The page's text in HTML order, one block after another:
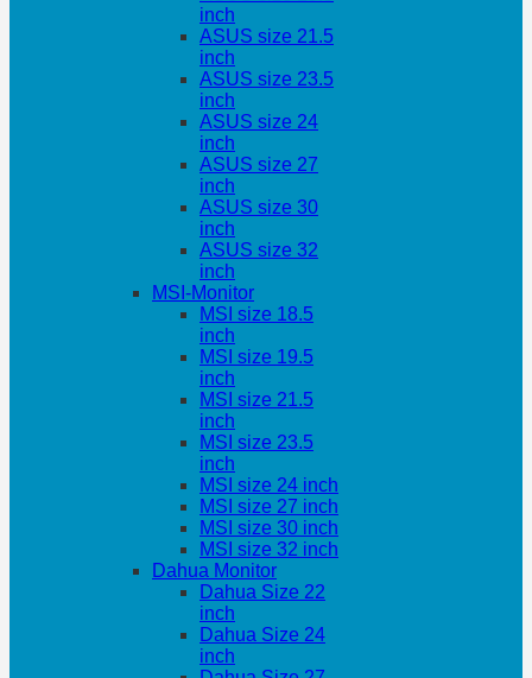
inch
ASUS size 21.5
inch
ASUS size 23.5
inch
ASUS size 24
inch
ASUS size 27
inch
ASUS size 30
inch
ASUS size 32
inch
MSI-Monitor
MSI size 18.5
inch
MSI size 19.5
inch
MSI size 21.5
inch
MSI size 23.5
inch
MSI size 24 inch
MSI size 27 inch
MSI size 30 inch
MSI size 32 inch
Dahua Monitor
Dahua Size 22
inch
Dahua Size 24
inch